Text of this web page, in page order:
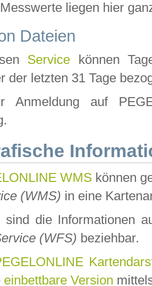
liegen hier
Dateien
Service können
der letzten 31 Tage
Anmeldung auf
WMS können
(WMS) in eine
sind die Informationen
(WFS) beziehbar.
einbettbare Version